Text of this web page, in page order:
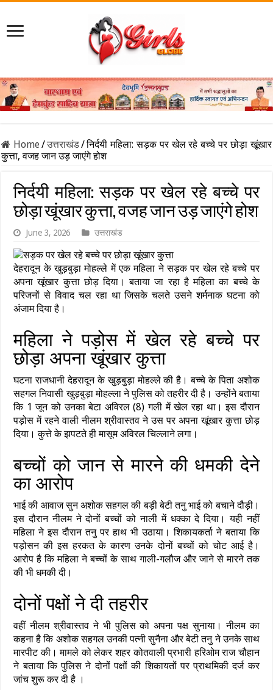
Home/उत्तराखंड/निर्दयी महिला: सड़क पर खेल रहे बच्चे पर छोड़ा खूंखार
कुत्ता, वजह जान उड़ जाएंगे होश
निर्दयी महिला: सड़क पर खेल रहे बच्चे पर
छोड़ा खूंखार कुत्ता, वजह जान उड़ जाएंगे होश
June 3, 2026 उत्तराखंड
देहरादून के खुड़बुड़ा मोहल्ले में एक महिला ने सड़क पर खेल रहे बच्चे पर
अपना खूंखार कुत्ता छोड़ दिया। बताया जा रहा है महिला का बच्चे के
परिजनों से विवाद चल रहा था जिसके चलते उसने शर्मनाक घटना को
अंजाम दिया है।
महिला ने पड़ोस में खेल रहे बच्चे पर
छोड़ा अपना खूंखार कुत्ता
घटना राजधानी देहरादून के खुड़बुड़ा मोहल्ले की है। बच्चे के पिता अशोक
सहगल निवासी खुड़बुड़ा मोहल्ला ने पुलिस को तहरीर दी है। उन्होंने बताया
कि 1 जून को उनका बेटा अविरल (8) गली में खेल रहा था। इस दौरान
पड़ोस में रहने वाली नीलम श्रीवास्तव ने उस पर अपना खूंखार कुत्ता छोड़
दिया। कुत्ते के झपटते ही मासूम अविरल चिल्लाने लगा।
बच्चों को जान से मारने की धमकी देने
का आरोप
भाई की आवाज सुन अशोक सहगल की बड़ी बेटी तनु भाई को बचाने दौड़ी।
इस दौरान नीलम ने दोनों बच्चों को नाली में धक्का दे दिया। यही नहीं
महिला ने इस दौरान तनु पर हाथ भी उठाया। शिकायकर्ता ने बताया कि
पड़ोसन की इस हरकत के कारण उनके दोनों बच्चों को चोट आई है।
आरोप है कि महिला ने बच्चों के साथ गाली-गलौज और जाने से मारने तक
की भी धमकी दी।
दोनों पक्षों ने दी तहरीर
वहीं नीलम श्रीवास्तव ने भी पुलिस को अपना पक्ष सुनाया। नीलम का
कहना है कि अशोक सहगल उनकी पत्नी सुनैना और बेटी तनु ने उनके साथ
मारपीट की। मामले को लेकर शहर कोतवाली प्रभारी हरिओम राज चौहान
ने बताया कि पुलिस ने दोनों पक्षों की शिकायतों पर प्राथमिकी दर्ज कर
जांच शुरू कर दी है ।